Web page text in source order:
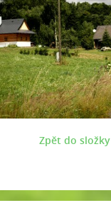
Zpět do složky